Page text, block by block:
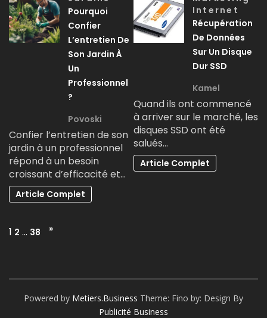
Pourquoi
Confier
L’entretien De
Son Jardin À
Un
Professionnel
?
Povoski
Confier l’entretien de son
jardin à un professionnel
répond à un besoin
croissant d’efficacité et…
Article Complet
Internet
Récupération
De Données
Sur Un Disque
Dur SSD
Kamel
Quand ils ont commencé
à arriver sur le marché, les
disques SSD ont été
salués…
Article Complet
Page:
1 2 … 38 Next
»
Powered by Metiers.business Theme: Fino by: Design By
Publicité Business